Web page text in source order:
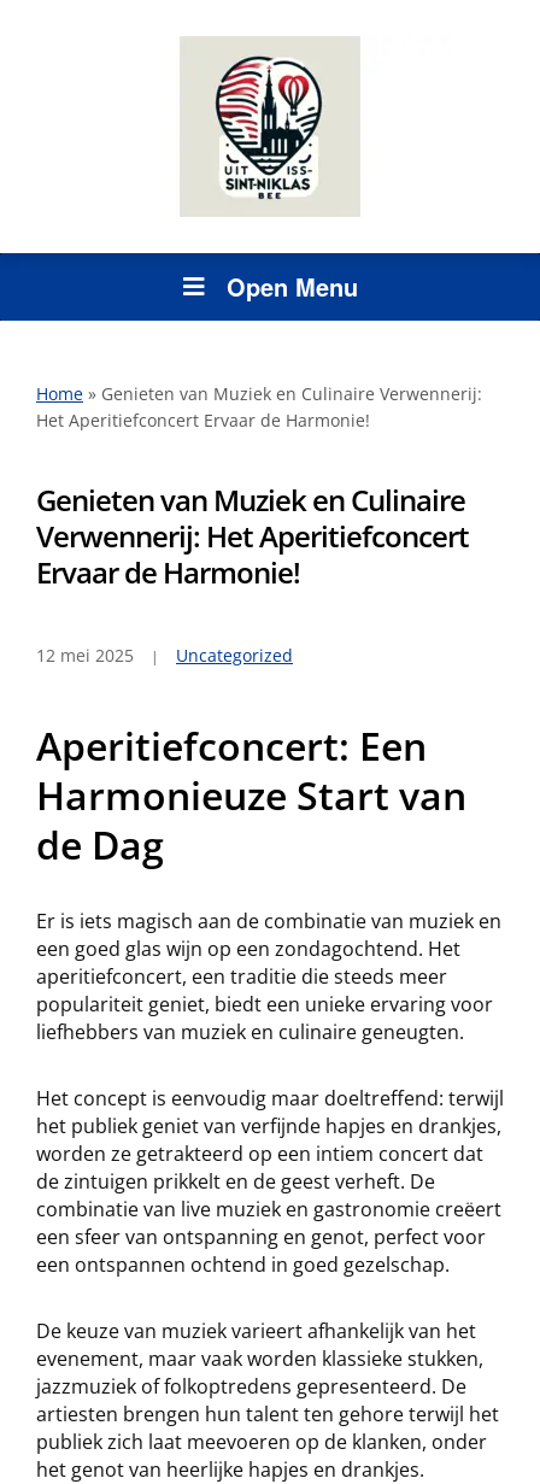
Open Menu
Home » Genieten van Muziek en Culinaire Verwennerij:
Het Aperitiefconcert Ervaar de Harmonie!
Genieten van Muziek en Culinaire
Verwennerij: Het Aperitiefconcert
Ervaar de Harmonie!
12 mei 2025 Uncategorized
Aperitiefconcert: Een
Harmonieuze Start van
de Dag
Er is iets magisch aan de combinatie van muziek en
een goed glas wijn op een zondagochtend. Het
aperitiefconcert, een traditie die steeds meer
populariteit geniet, biedt een unieke ervaring voor
liefhebbers van muziek en culinaire geneugten.
Het concept is eenvoudig maar doeltreffend: terwijl
het publiek geniet van verfijnde hapjes en drankjes,
worden ze getrakteerd op een intiem concert dat
de zintuigen prikkelt en de geest verheft. De
combinatie van live muziek en gastronomie creëert
een sfeer van ontspanning en genot, perfect voor
een ontspannen ochtend in goed gezelschap.
De keuze van muziek varieert afhankelijk van het
evenement, maar vaak worden klassieke stukken,
jazzmuziek of folkoptredens gepresenteerd. De
artiesten brengen hun talent ten gehore terwijl het
publiek zich laat meevoeren op de klanken, onder
het genot van heerlijke hapjes en drankjes.